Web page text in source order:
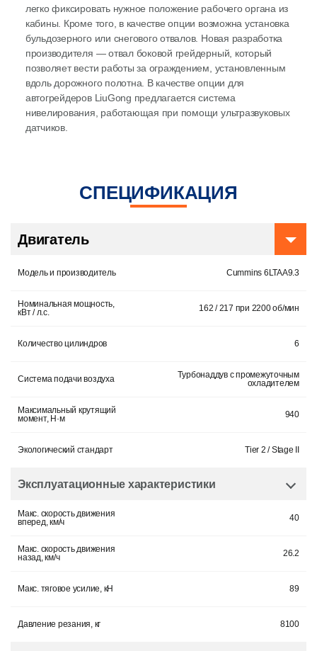
легко фиксировать нужное положение рабочего органа из
кабины. Кроме того, в качестве опции возможна установка
бульдозерного или снегового отвалов. Новая разработка
производителя — отвал боковой грейдерный, который
позволяет вести работы за ограждением, установленным
вдоль дорожного полотна. В качестве опции для
автогрейдеров LiuGong предлагается система
нивелирования, работающая при помощи ультразвуковых
датчиков.
СПЕЦИФИКАЦИЯ
Двигатель
Модель и производитель Cummins 6LTAA9.3
Номинальная мощность,
кВт / л.с.
162 / 217 при 2200 об/мин
Количество цилиндров 6
Система подачи воздуха
Турбонаддув с промежуточным
охладителем
Максимальный крутящий
момент, Н·м
940
Экологический стандарт Tier 2 / Stage II
Эксплуатационные характеристики
Макс. скорость движения
вперед, км/ч
40
Макс. скорость движения
назад, км/ч
26.2
Макс. тяговое усилие, кН 89
Давление резания, кг 8100